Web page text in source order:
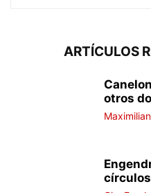
ARTÍCULOS
otros